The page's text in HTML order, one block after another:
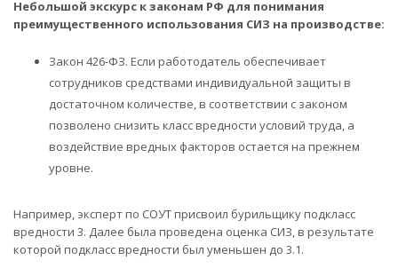
Небольшой экскурс к законам РФ для понимания
преимущественного использования СИЗ на производстве:
Закон 426-ФЗ. Если работодатель обеспечивает
сотрудников средствами индивидуальной защиты в
достаточном количестве, в соответствии с законом
позволено снизить класс вредности условий труда, а
воздействие вредных факторов остается на прежнем
уровне.
Например, эксперт по СОУТ присвоил бурильщику подкласс
вредности 3. Далее была проведена оценка СИЗ, в результате
которой подкласс вредности был уменьшен до 3.1.